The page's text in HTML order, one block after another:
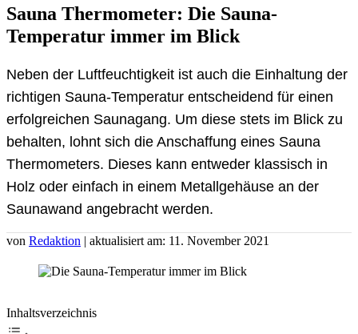
Sauna Thermometer: Die Sauna-
Temperatur immer im Blick
Neben der Luftfeuchtigkeit ist auch die Einhaltung der
richtigen Sauna-Temperatur entscheidend für einen
erfolgreichen Saunagang. Um diese stets im Blick zu
behalten, lohnt sich die Anschaffung eines Sauna
Thermometers. Dieses kann entweder klassisch in
Holz oder einfach in einem Metallgehäuse an der
Saunawand angebracht werden.
von Redaktion | aktualisiert am: 11. November 2021
Inhaltsverzeichnis